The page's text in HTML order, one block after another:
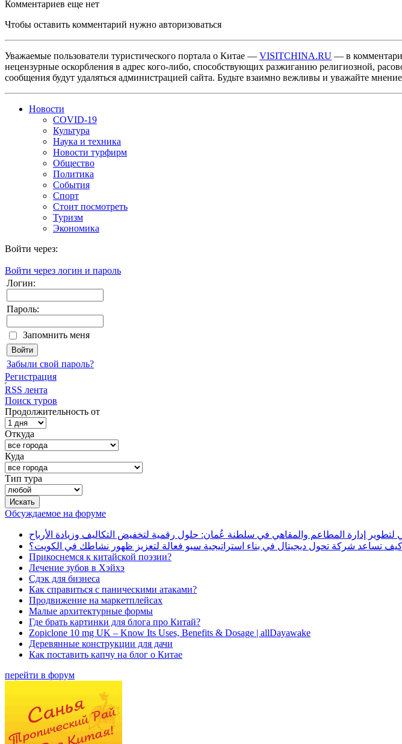
Комментариев еще нет
Чтобы оставить комментарий нужно авторизоваться
Уважаемые пользователи туристического портала о Китае — VISITCHINA.RU — в
нецензурные оскорбления в адрес кого-либо, способствующих разжиганию религиозной,
сообщения будут удаляться администрацией сайта. Будьте взаимно вежливы и уважайте
Новости
COVID-19
Культура
Наука и техника
Новости турфирм
Общество
Политика
События
Спорт
Стоит посмотреть
Туризм
Экономика
Войти через:
Войти через логин и пароль
Логин:
Пароль:
Запомнить меня
Забыли свой пароль?
Регистрация
RSS лента
Поиск туров
Продолжительность от
Откуда
Куда
Тип тура
Обсуждаемое на форуме
لتطوير إدارة المطاعم والمقاهي في سلطنة عُمان: حلول رقمية لتخفيض التكاليف وزيادة الأرباح
كيف تساعد شركة تحول ديجيتال في بناء استراتيجية سيو فعالة لتعزيز ظهور نشاطك في الكويت؟
Прикоснемся к китайской поэзии?
Лечение зубов в Хэйхэ
Сдэк для бизнеса
Как справиться с паническими атаками?
Продвижение на маркетплейсах
Малые архитектурные формы
Где брать картинки для блога про Китай?
Zopiclone 10 mg UK – Know Its Uses, Benefits & Dosage | allDayawake
Деревянные конструкции для дачи
Как поставить капчу на блог о Китае
перейти в форум